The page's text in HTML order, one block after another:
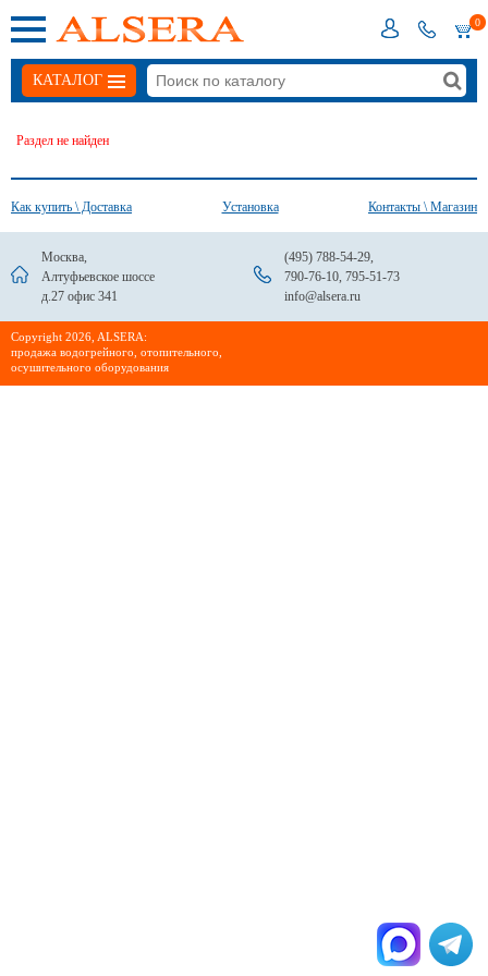
0
КАТАЛОГ
Раздел не найден
Как купить \ Доставка Установка Контакты \ Магазин
Москва,
Алтуфьевское шоссе
д.27 офис 341
(495) 788-54-29,
790-76-10, 795-51-73
info@alsera.ru
Сopyright 2026, ALSERA:
продажа водогрейного, отопительного,
осушительного оборудования